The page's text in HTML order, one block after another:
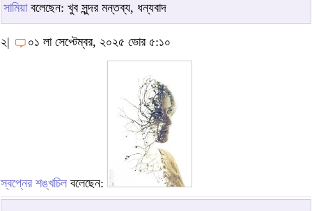
সামিয়াবলেছেন: খুব সুন্দর মন্তব্য, ধন্যবাদ
২| ০১ লা সেপ্টেম্বর, ২০২৫ ভোর ৫:১০
স্বপ্নের শঙ্খচিল বলেছেন: